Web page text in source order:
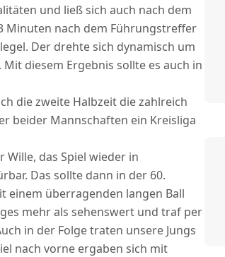
und ließ sich auch nach dem
Minuten nach dem Führungstreffer
Der drehte sich dynamisch um
diesem Ergebnis sollte es auch in
die zweite Halbzeit die zahlreich
beider Mannschaften ein Kreisliga
das Spiel wieder in
Das sollte dann in der 60.
einem überragenden langen Ball
mehr als sehenswert und traf per
in der Folge traten unsere Jungs
nach vorne ergaben sich mit